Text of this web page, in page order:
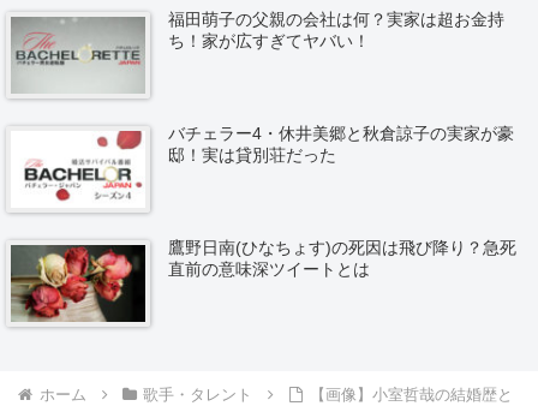
福田萌子の父親の会社は何？実家は超お金持
ち！家が広すぎてヤバい！
バチェラー4・休井美郷と秋倉諒子の実家が豪
邸！実は貸別荘だった
鷹野日南(ひなちょす)の死因は飛び降り？急死
直前の意味深ツイートとは
ホーム 歌手・タレント
【画像】小室哲哉の結婚歴と